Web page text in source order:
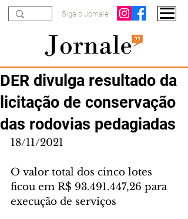
Siga o Jornale
DER divulga resultado da
licitação de conservação
das rodovias pedagiadas
18/11/2021
O valor total dos cinco lotes
ficou em R$ 93.491.447,26 para
execução de serviços